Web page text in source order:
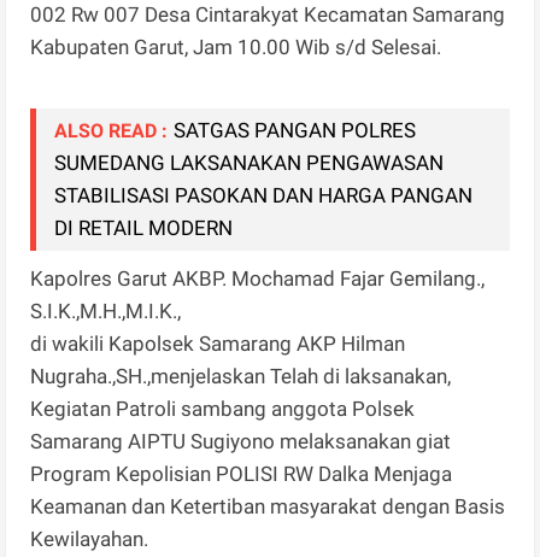
002 Rw 007 Desa Cintarakyat Kecamatan Samarang
Kabupaten Garut, Jam 10.00 Wib s/d Selesai.
ALSO READ : SATGAS PANGAN POLRES
SUMEDANG LAKSANAKAN PENGAWASAN
STABILISASI PASOKAN DAN HARGA PANGAN
DI RETAIL MODERN
Kapolres Garut AKBP. Mochamad Fajar Gemilang.,
S.I.K.,M.H.,M.I.K.,
di wakili Kapolsek Samarang AKP Hilman
Nugraha.,SH.,menjelaskan Telah di laksanakan,
Kegiatan Patroli sambang anggota Polsek
Samarang AIPTU Sugiyono melaksanakan giat
Program Kepolisian POLISI RW Dalka Menjaga
Keamanan dan Ketertiban masyarakat dengan Basis
Kewilayahan.